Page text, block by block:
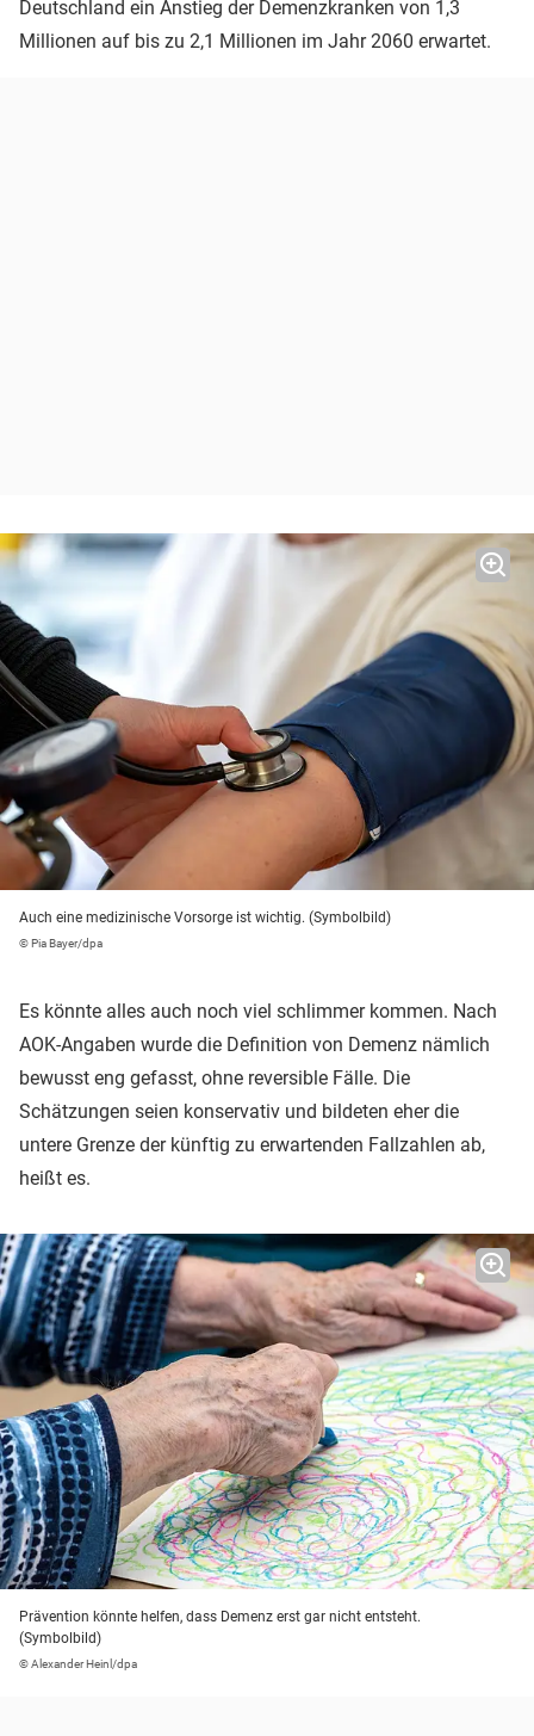
Deutschland ein Anstieg der Demenzkranken von 1,3
Millionen auf bis zu 2,1 Millionen im Jahr 2060 erwartet.
Auch eine medizinische Vorsorge ist wichtig. (Symbolbild)
© Pia Bayer/dpa
Es könnte alles auch noch viel schlimmer kommen. Nach
AOK-Angaben wurde die Definition von Demenz nämlich
bewusst eng gefasst, ohne reversible Fälle. Die
Schätzungen seien konservativ und bildeten eher die
untere Grenze der künftig zu erwartenden Fallzahlen ab,
heißt es.
Prävention könnte helfen, dass Demenz erst gar nicht entsteht.
(Symbolbild)
© Alexander Heinl/dpa